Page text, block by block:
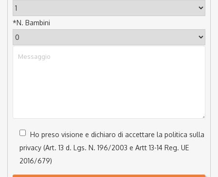
*N. Bambini
Ho preso visione e dichiaro di accettare la politica sulla
privacy (Art. 13 d. Lgs. N. 196/2003 e Artt 13-14 Reg. UE
2016/679)